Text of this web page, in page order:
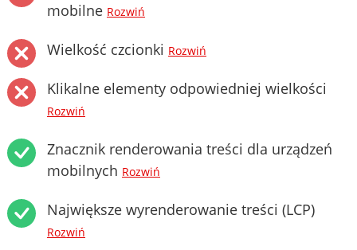
mobilne Rozwiń
Wielkość czcionki Rozwiń
Klikalne elementy odpowiedniej wielkości
Rozwiń
Znacznik renderowania treści dla urządzeń
mobilnych Rozwiń
Największe wyrenderowanie treści (LCP)
Rozwiń